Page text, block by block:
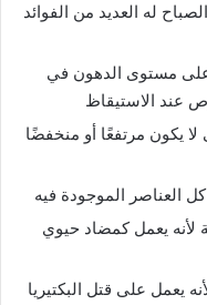
له العديد من الفوائد
على مستوى الدهون في
عند الاستيقاظ
يكون مرتفعًا أو منخفضًا
العناصر الموجودة فيه
لأنه يعمل كمضاد حيوي
يعمل على قتل البكتيريا